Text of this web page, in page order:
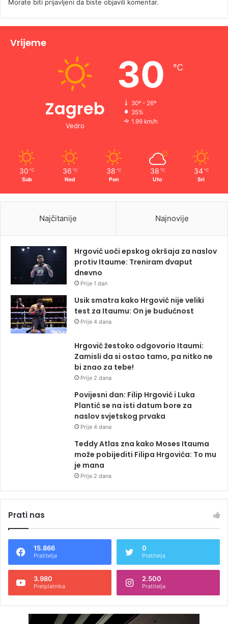
Morate biti prijavljeni da biste objavili komentar.
Vrijeme
Zagreb
Vedro
30 ℃
30º - 26º
35%
1.99 km/h
30 ℃
Sub
36 ℃
Ned
38 ℃
Pon
38 ℃
Uto
34 ℃
Sri
Najčitanije Najnovije
Hrgović uoči epskog okršaja za naslov
protiv Itaume: Treniram dvaput
dnevno
Prije 1 dan
Usik smatra kako Hrgović nije veliki
test za Itaumu: On je budućnost
Prije 4 dana
Hrgović žestoko odgovorio Itaumi:
Zamisli da si ostao tamo, pa nitko ne
bi znao za tebe!
Prije 2 dana
Povijesni dan: Filip Hrgović i Luka
Plantić se na isti datum bore za
naslov svjetskog prvaka
Prije 4 dana
Teddy Atlas zna kako Moses Itauma
može pobijediti Filipa Hrgovića: To mu
je mana
Prije 2 dana
Prati nas
15.866
Pratitelja
0
Pratitelja
3.980
Pretplatnika
2.500
Pratitelja